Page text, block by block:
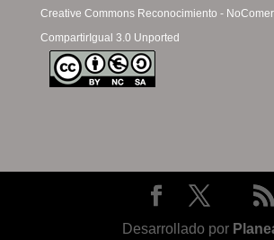
Creative Commons Reconocimiento -
CompartirIgual 3.0 Unported
Desarrollado por